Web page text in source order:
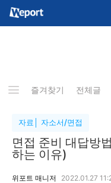
즐겨찾기 전체글
자료│ 자소서/면접
면접 준비 대답방
하는 이유)
위포트 매니저 2022.01.27